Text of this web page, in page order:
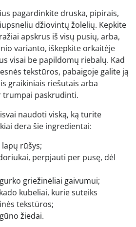
pagardinkite druska, pipirais,
džiovintų žolelių. Kepkite
apskrus iš visų pusių, arba,
varianto, iškepkite orkaitėje
visai be papildomų riebalų. Kad
tekstūros, pabaigoje galite ją
graikiniais riešutais arba
trumpai paskrudinti.
naudoti viską, ką turite
dera šie ingredientai:
rūšys;
perpjauti per pusę, dėl
griežinėliai gaivumui;
kubeliai, kurie suteiks
tekstūros;
žiedai.